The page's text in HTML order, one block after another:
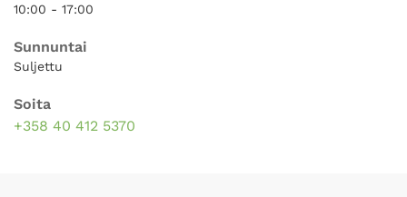
10:00 - 17:00
Sunnuntai
Suljettu
Soita
+358 40 412 5370